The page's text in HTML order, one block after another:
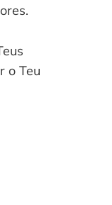
o Teu